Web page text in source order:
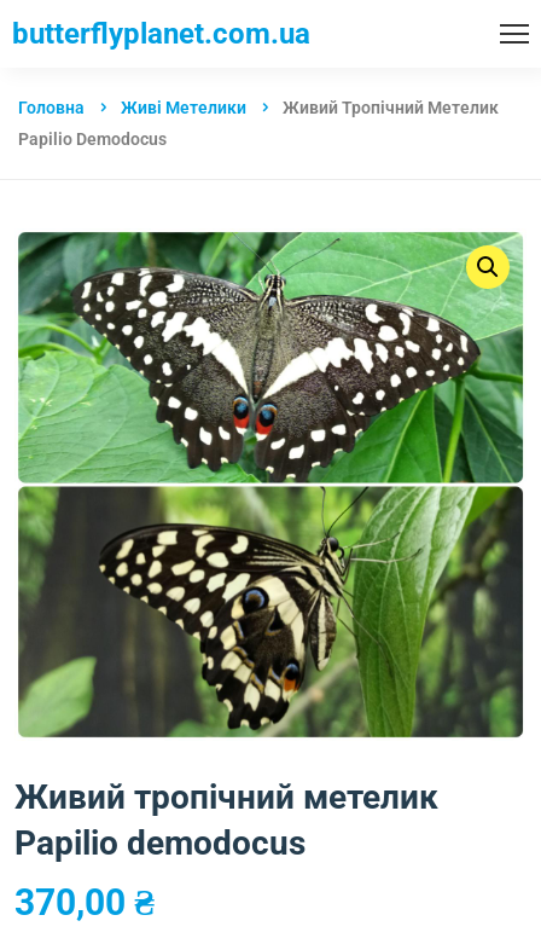
butterflyplanet.com.ua
Головна Живі Метелики
Живий Тропічний Метелик
Papilio Demodocus
Живий тропічний метелик
Papilio demodocus
370,00 ₴